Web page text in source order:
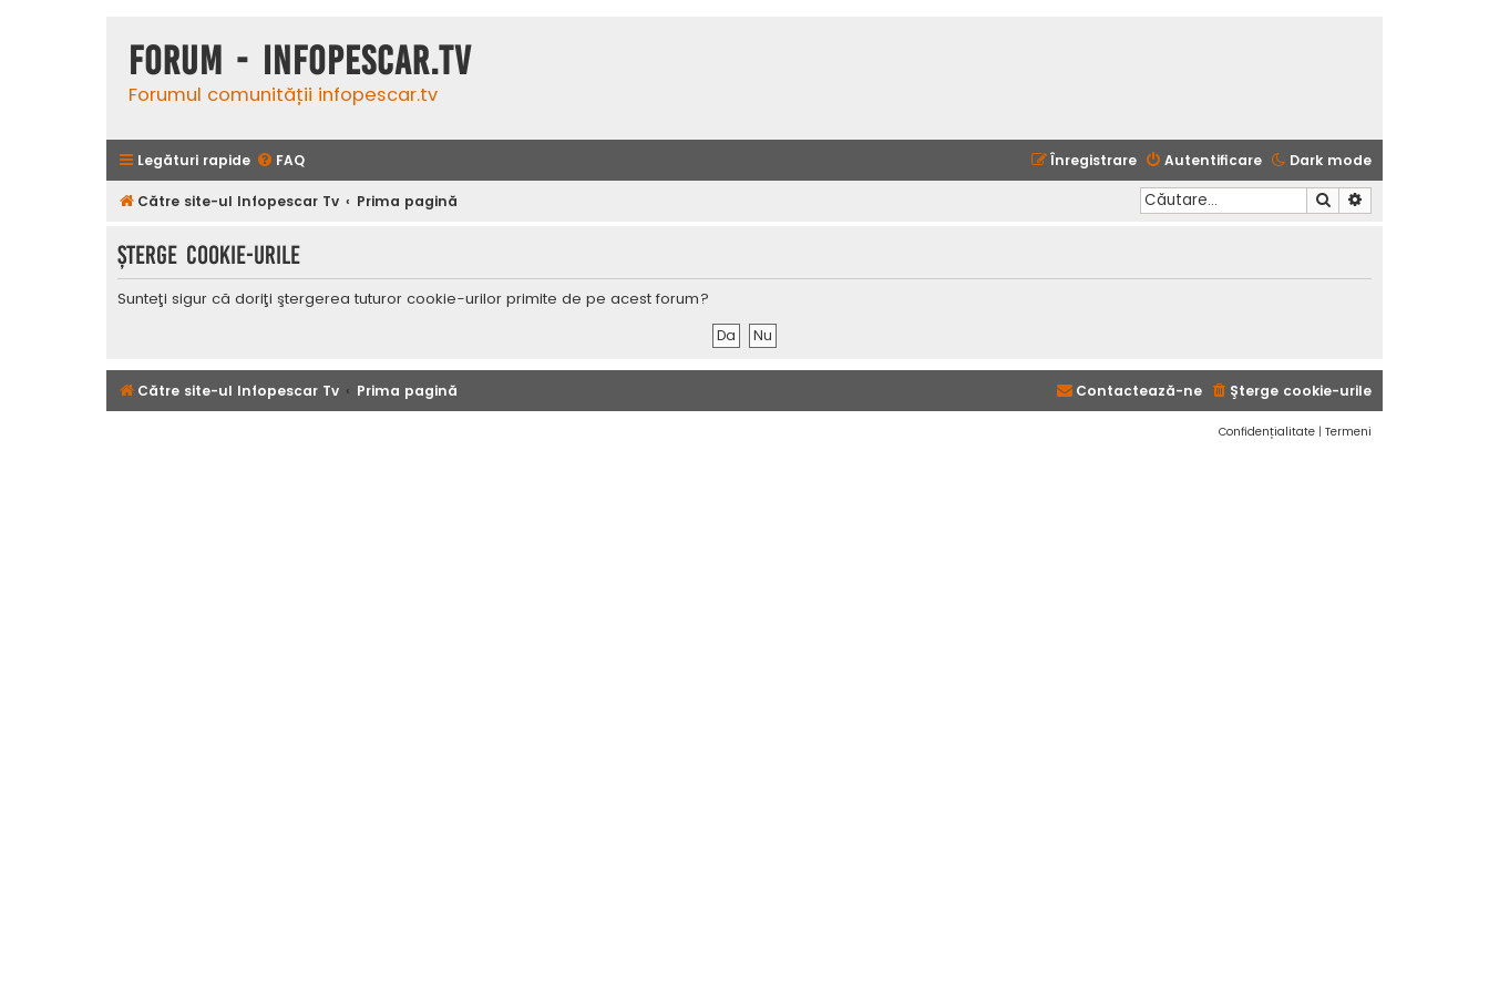
Forum - InfoPescar.Tv
Forumul comunității infopescar.tv
Legături rapide Dark mode
FAQ Autentificare
Înregistrare
Către site-ul Infopescar Tv Prima pagină Căutare
Şterge cookie-urile
Sunteţi sigur că doriţi ştergerea tuturor cookie-urilor primite de pe acest forum?
Către site-ul Infopescar Tv Prima pagină Şterge cookie-urile
Contactează-ne
Confidențialitate | Termeni